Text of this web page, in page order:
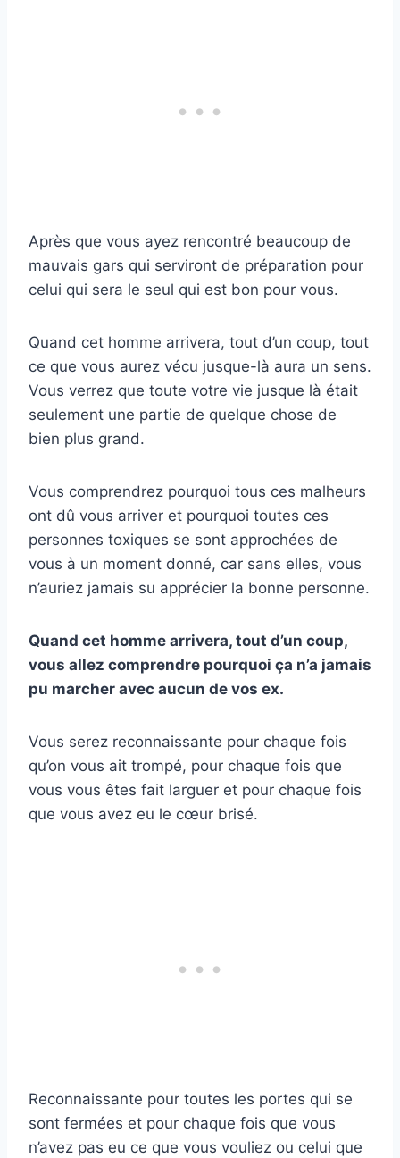
Après que vous ayez rencontré beaucoup de
mauvais gars qui serviront de préparation pour
celui qui sera le seul qui est bon pour vous.
Quand cet homme arrivera, tout d’un coup, tout
ce que vous aurez vécu jusque-là aura un sens.
Vous verrez que toute votre vie jusque là était
seulement une partie de quelque chose de
bien plus grand.
Vous comprendrez pourquoi tous ces malheurs
ont dû vous arriver et pourquoi toutes ces
personnes toxiques se sont approchées de
vous à un moment donné, car sans elles, vous
n’auriez jamais su apprécier la bonne personne.
Quand cet homme arrivera, tout d’un coup,
vous allez comprendre pourquoi ça n’a jamais
pu marcher avec aucun de vos ex.
Vous serez reconnaissante pour chaque fois
qu’on vous ait trompé, pour chaque fois que
vous vous êtes fait larguer et pour chaque fois
que vous avez eu le cœur brisé.
Reconnaissante pour toutes les portes qui se
sont fermées et pour chaque fois que vous
n’avez pas eu ce que vous vouliez ou celui que